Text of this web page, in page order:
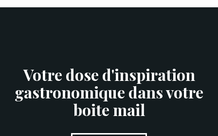
Votre dose d'inspiration
gastronomique dans votre
boite mail